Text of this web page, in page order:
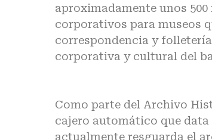
aproximadamente unos
corporativos para museos
correspondencia y
corporativa y cultural del
Como parte del Archivo
cajero automático que data
actualmente resguarda el